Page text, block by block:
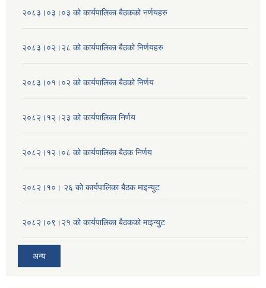
२०८३।०३।०३ को कार्यपालिका बैठकको नर्णयहरु
२०८३।०२।२८ को कार्यपालिका बैठको निर्णयहरु
२०८३।०१।०२ को कार्यपालिका बैठको निर्णय
२०८२।१२।२३ को कार्यपालिका निर्णय
२०८२।१२।०८ को कार्यपालिका बैठक निर्णय
२०८२।१०। २६ को कार्यपालिका बैठक माइन्युट
२०८२।०९।२१ को कार्यपालिका बैठकको माइन्युट
अन्य